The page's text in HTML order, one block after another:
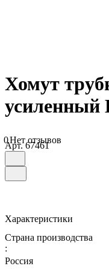
Хомут
усиленный
0Нет отзывов
Арт.67461
Характеристики
Страна производства
:
Россия